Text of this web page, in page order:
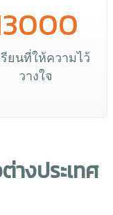
รียนที่ให้ความไว้
วางใจ
างประเทศ